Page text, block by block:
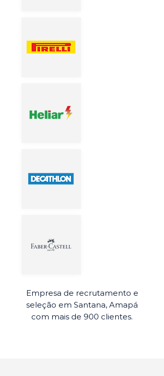
Empresa de recrutamento e
seleção em Santana, Amapá
com mais de 900 clientes.